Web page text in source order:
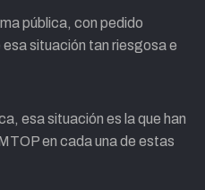
pública, con pedido
situación tan riesgosa e
esa situación es la que han
en cada una de estas